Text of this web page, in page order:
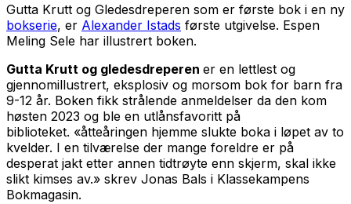
Gutta Krutt og Gledesdreperen som er første bok i en ny
bokserie, er Alexander Istads første utgivelse. Espen
Meling Sele har illustrert boken.
Gutta Krutt og gledesdreperen er en lettlest og
gjennomillustrert, eksplosiv og morsom bok for barn fra
9-12 år. Boken fikk strålende anmeldelser da den kom
høsten 2023 og ble en utlånsfavoritt på
biblioteket. «åtteåringen hjemme slukte boka i løpet av to
kvelder. I en tilværelse der mange foreldre er på
desperat jakt etter annen tidtrøyte enn skjerm, skal ikke
slikt kimses av.» skrev Jonas Bals i Klassekampens
Bokmagasin.